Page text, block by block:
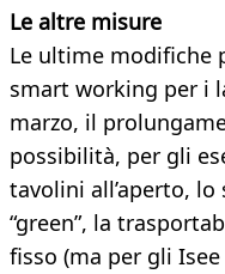
Le altre misure
Le ultime modifiche
smart working per i
marzo, il
possibilità, per gli
tavolini all’aperto, lo
“green”, la
fisso (ma per gli